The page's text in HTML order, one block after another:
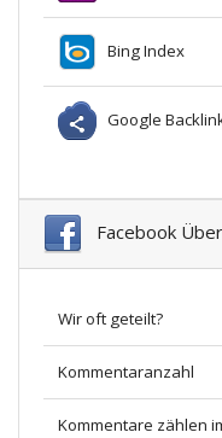
Bing Index
Google
Facebook
Wir oft geteilt?
Kommentaranzahl
Kommentare zählen